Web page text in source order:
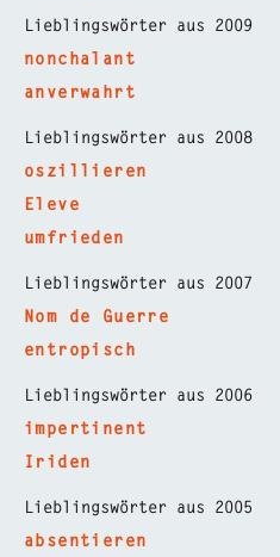
Lieblingswörter aus 2009
nonchalant
anverwahrt
Lieblingswörter aus 2008
oszillieren
Eleve
umfrieden
Lieblingswörter aus 2007
Nom de Guerre
entropisch
Lieblingswörter aus 2006
impertinent
Iriden
Lieblingswörter aus 2005
absentieren